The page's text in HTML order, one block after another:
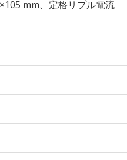
mm、定格リプル電流